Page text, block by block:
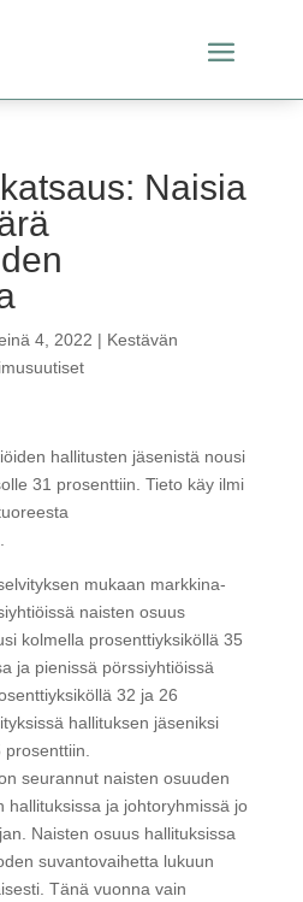
Naisia
4, 2022 | Kestävän
hallitusten jäsenistä nousi
31 prosenttiin. Tieto käy ilmi
mukaan markkina-
naisten osuus
kolmella prosenttiyksiköllä 35
ja pienissä pörssiyhtiöissä
32 ja 26
hallituksen jäseniksi
prosenttiin.
seurannut naisten osuuden
hallituksissa ja johtoryhmissä jo
Naisten osuus hallituksissa
suvantovaihetta lukuun
Tänä vuonna vain